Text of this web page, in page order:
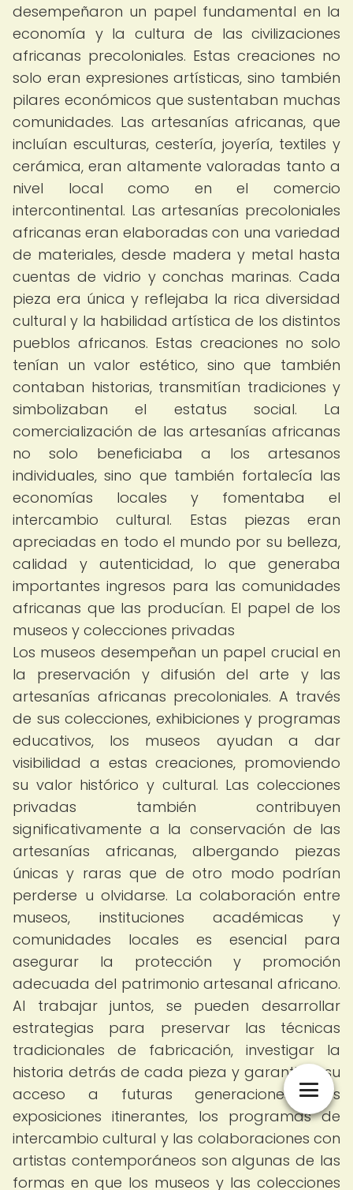
desempeñaron un papel fundamental en la
economía y la cultura de las civilizaciones
africanas precoloniales. Estas creaciones no
solo eran expresiones artísticas, sino también
pilares económicos que sustentaban muchas
comunidades. Las artesanías africanas, que
incluían esculturas, cestería, joyería, textiles y
cerámica, eran altamente valoradas tanto a
nivel local como en el comercio
intercontinental. Las artesanías precoloniales
africanas eran elaboradas con una variedad
de materiales, desde madera y metal hasta
cuentas de vidrio y conchas marinas. Cada
pieza era única y reflejaba la rica diversidad
cultural y la habilidad artística de los distintos
pueblos africanos. Estas creaciones no solo
tenían un valor estético, sino que también
contaban historias, transmitían tradiciones y
simbolizaban el estatus social. La
comercialización de las artesanías africanas
no solo beneficiaba a los artesanos
individuales, sino que también fortalecía las
economías locales y fomentaba el
intercambio cultural. Estas piezas eran
apreciadas en todo el mundo por su belleza,
calidad y autenticidad, lo que generaba
importantes ingresos para las comunidades
africanas que las producían. El papel de los
museos y colecciones privadas
Los museos desempeñan un papel crucial en
la preservación y difusión del arte y las
artesanías africanas precoloniales. A través
de sus colecciones, exhibiciones y programas
educativos, los museos ayudan a dar
visibilidad a estas creaciones, promoviendo
su valor histórico y cultural. Las colecciones
privadas también contribuyen
significativamente a la conservación de las
artesanías africanas, albergando piezas
únicas y raras que de otro modo podrían
perderse u olvidarse. La colaboración entre
museos, instituciones académicas y
comunidades locales es esencial para
asegurar la protección y promoción
adecuada del patrimonio artesanal africano.
Al trabajar juntos, se pueden desarrollar
estrategias para preservar las técnicas
tradicionales de fabricación, investigar la
historia detrás de cada pieza y garantizar su
acceso a futuras generaciones. Las
exposiciones itinerantes, los programas de
intercambio cultural y las colaboraciones con
artistas contemporáneos son algunas de las
formas en que los museos y las colecciones